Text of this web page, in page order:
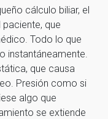
cálculo biliar, el
que
Todo lo que
instantáneamente.
que causa
Presión como si
algo que
se extiende